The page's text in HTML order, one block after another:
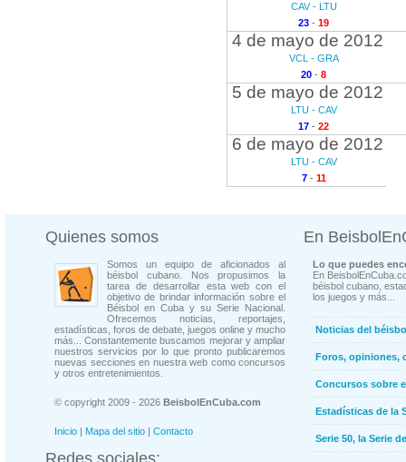
CAV - LTU
23 - 19
4 de mayo de 2012
VCL - GRA
20 - 8
5 de mayo de 2012
LTU - CAV
17 - 22
6 de mayo de 2012
LTU - CAV
7- 11
Quienes somos
Somos un equipo de aficionados al
béisbol cubano. Nos propusimos la
tarea de desarrollar esta web con el
objetivo de brindar información sobre el
Béisbol en Cuba y su Serie Nacional.
Ofrecemos noticias, reportajes,
estadísticas, foros de debate, juegos online y mucho
más... Constantemente buscamos mejorar y ampliar
nuestros servicios por lo que pronto publicaremos
nuevas secciones en nuestra web como concursos
y otros entretenimientos.
© copyright 2009 - 2026 BeisbolEnCuba.com
Inicio | Mapa del sitio | Contacto
Redes sociales:
En
Lo que puedes
En
béisbol cubano,
los juegos y más...
Noticias del
Foros, opiniones,
Concursos sobre
Estadísticas de la
Serie 50, la Serie